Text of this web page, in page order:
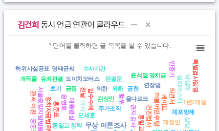
End of interactive chart.
김건희 동시 언급 연관어 클라우드
View as data table, Chart
무상 여론조사 관저 감사
오세훈 통일교
주가조작 건진법사
대통령실
통일교 청탁
여사
김상민 더불어민주당
올다르크
윤영호 압수수색 게이트
홍준표
초기 금품 의견서
의한
행위
외환
정치자금법위반 개정안
공천 연장법
전날 필리버스터
유죄판결 도이치모터스
서울중앙지방법원
판결문
체포방해
윤석열 영치금 박성재
허위사실공표
관저 이전
상당
개목줄
명태균씨 민중기
수사기간 특별검사임명
1년2개월
* 단어를 클릭하면 글 목록을 볼 수 있습니다.